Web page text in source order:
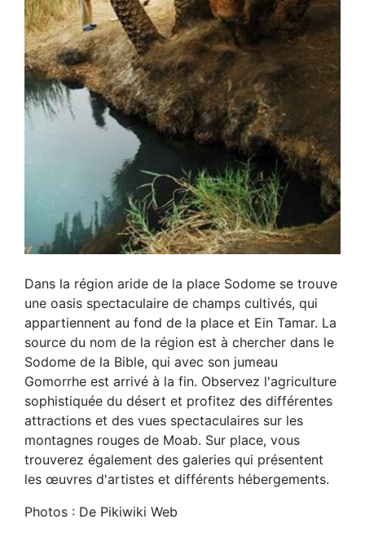
Dans la région aride de la place Sodome se trouve
une oasis spectaculaire de champs cultivés, qui
appartiennent au fond de la place et Ein Tamar. La
source du nom de la région est à chercher dans le
Sodome de la Bible, qui avec son jumeau
Gomorrhe est arrivé à la fin. Observez l'agriculture
sophistiquée du désert et profitez des différentes
attractions et des vues spectaculaires sur les
montagnes rouges de Moab. Sur place, vous
trouverez également des galeries qui présentent
les œuvres d'artistes et différents hébergements.
Photos : De Pikiwiki Web